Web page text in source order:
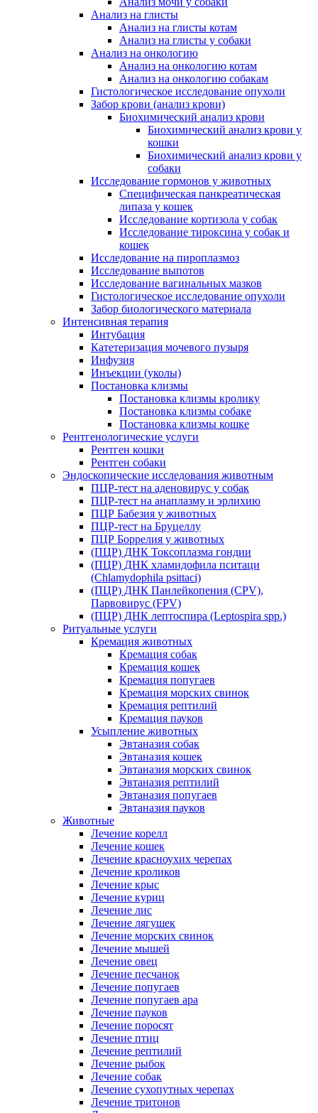
Анализ на глисты
Анализ на глисты котам
Анализ на глисты у собаки
Анализ на онкологию
Анализ на онкологию котам
Анализ на онкологию собакам
Гистологическое исследование опухоли
Забор крови (анализ крови)
Биохимический анализ крови
Биохимический анализ крови у
кошки
Биохимический анализ крови у
собаки
Исследование гормонов у животных
Специфическая панкреатическая
липаза у кошек
Исследование кортизола у собак
Исследование тироксина у собак и
кошек
Исследование на пироплазмоз
Исследование выпотов
Исследование вагинальных мазков
Гистологическое исследование опухоли
Забор биологического материала
Интенсивная терапия
Интубация
Катетеризация мочевого пузыря
Инфузия
Инъекции (уколы)
Постановка клизмы
Постановка клизмы кролику
Постановка клизмы собаке
Постановка клизмы кошке
Рентгенологические услуги
Рентген кошки
Рентген собаки
Эндоскопические исследования животным
ПЦР-тест на аденовирус у собак
ПЦР-тест на анаплазму и эрлихию
ПЦР Бабезия у животных
ПЦР-тест на Бруцеллу
ПЦР Боррелия у животных
(ПЦР) ДНК Токсоплазма гондии
(ПЦР) ДНК хламидофила пситаци
(Chlamydophila psittaci)
(ПЦР) ДНК Панлейкопения (CPV),
Парвовирус (FPV)
(ПЦР) ДНК лептоспира (Leptospira spp.)
Ритуальные услуги
Кремация животных
Кремация собак
Кремация кошек
Кремация попугаев
Кремация морских свинок
Кремация рептилий
Кремация пауков
Усыпление животных
Эвтаназия собак
Эвтаназия кошек
Эвтаназия морских свинок
Эвтаназия рептилий
Эвтаназия попугаев
Эвтаназия пауков
Животные
Лечение корелл
Лечение кошек
Лечение красноухих черепах
Лечение кроликов
Лечение крыс
Лечение куриц
Лечение лис
Лечение лягушек
Лечение морских свинок
Лечение мышей
Лечение овец
Лечение песчанок
Лечение попугаев
Лечение попугаев ара
Лечение пауков
Лечение поросят
Лечение птиц
Лечение рептилий
Лечение рыбок
Лечение собак
Лечение сухопутных черепах
Лечение тритонов